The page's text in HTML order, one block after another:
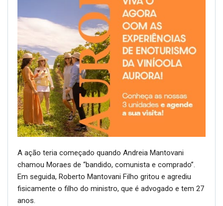
A ação teria começado quando Andreia Mantovani
chamou Moraes de “bandido, comunista e comprado”.
Em seguida, Roberto Mantovani Filho gritou e agrediu
fisicamente o filho do ministro, que é advogado e tem 27
anos.